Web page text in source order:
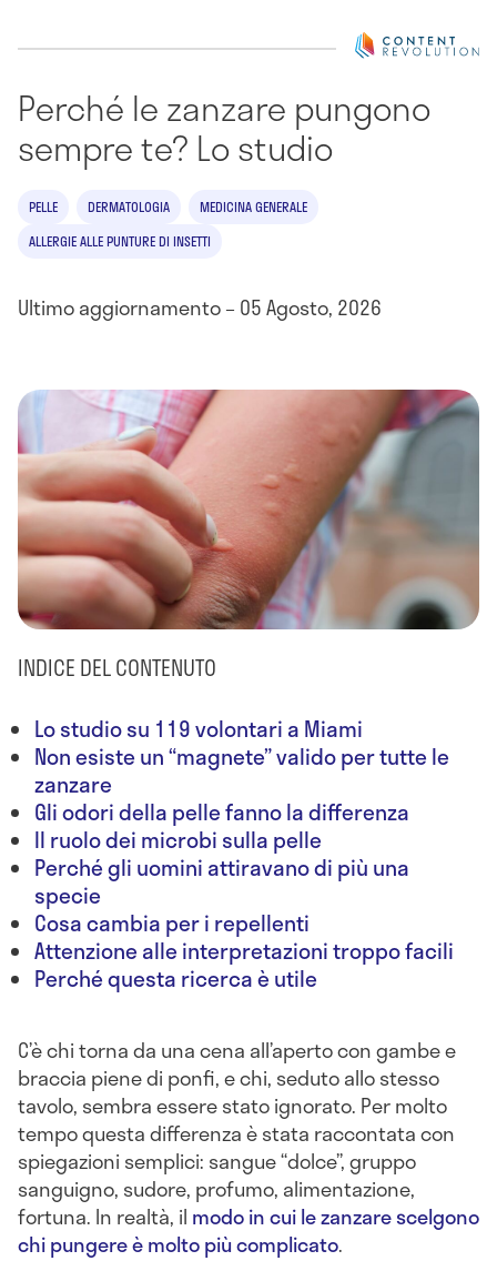
Perché le zanzare pungono
sempre te? Lo studio
PELLE DERMATOLOGIA
MEDICINA GENERALE
ALLERGIE ALLE PUNTURE DI INSETTI
Ultimo aggiornamento – 05 Agosto, 2026
INDICE DEL CONTENUTO
Lo studio su 119 volontari a Miami
Non esiste un “magnete” valido per tutte le
zanzare
Gli odori della pelle fanno la differenza
Il ruolo dei microbi sulla pelle
Perché gli uomini attiravano di più una
specie
Cosa cambia per i repellenti
Attenzione alle interpretazioni troppo facili
Perché questa ricerca è utile
C’è chi torna da una cena all’aperto con gambe e
braccia piene di ponfi, e chi, seduto allo stesso
tavolo, sembra essere stato ignorato. Per molto
tempo questa differenza è stata raccontata con
spiegazioni semplici: sangue “dolce”, gruppo
sanguigno, sudore, profumo, alimentazione,
fortuna. In realtà, il modo in cui le zanzare scelgono
chi pungere è molto più complicato.